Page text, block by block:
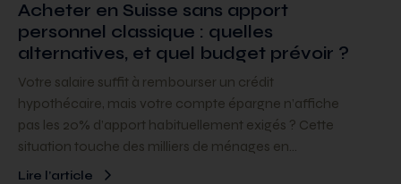
Acheter en Suisse sans apport
personnel classique : quelles
alternatives, et quel budget prévoir ?
Votre salaire suffit à rembourser un crédit
hypothécaire, mais votre compte épargne n’affiche
pas les 20% d’apport habituellement exigés ? Cette
situation touche des milliers de ménages en…
Lire l’article